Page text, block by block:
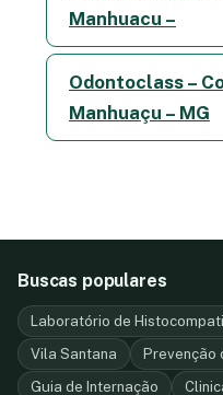
Manhuacu –
Odontoclass –
Manhuaçu – MG
Buscas populares
Laboratório de
Vila Santana
Prevenção
Guia de Internação